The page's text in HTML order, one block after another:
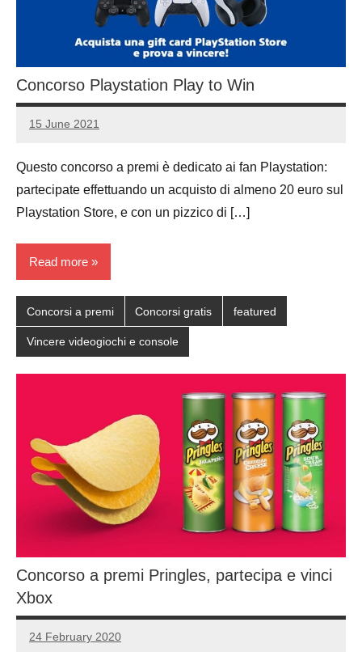
Concorso Playstation Play to Win
15 June 2021
Luca
1
Questo concorso a premi è dedicato ai fan Playstation:
partecipate effettuando un acquisto di almeno 20 euro sul
Playstation Store, e con un pizzico di […]
Read more
Concorsi a premi Concorsi gratis featured
Vincere videogiochi e console
Concorso a premi Pringles, partecipa e vinci
Xbox
24 February 2020
Luca
No